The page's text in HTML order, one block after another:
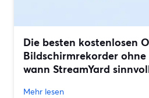
Die besten kostenlosen
Bildschirmrekorder
wann StreamYard
Mehr lesen